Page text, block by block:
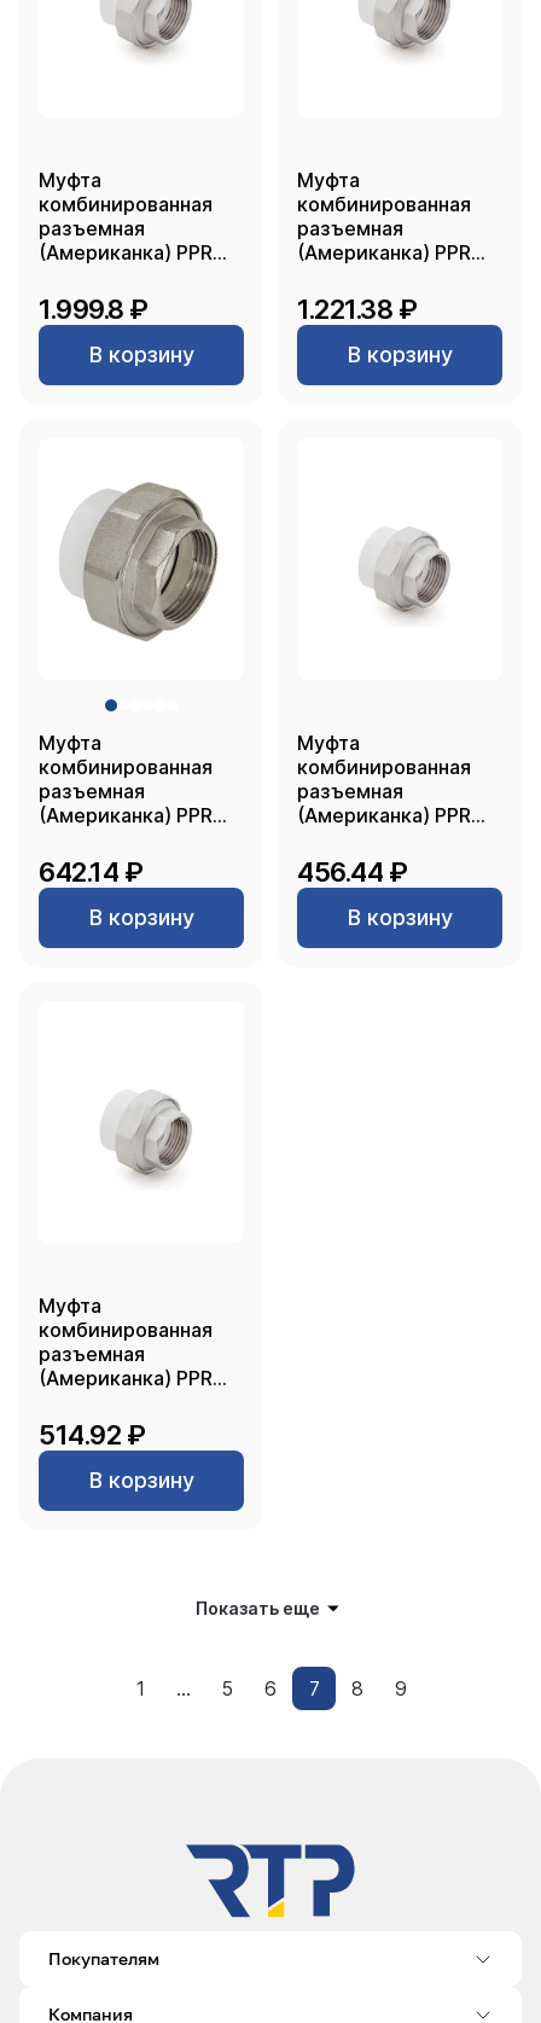
Муфта
комбинированная
разъемная
(Американка) PPR
63х2, белый, RTP
1.999.8 ₽
В корзину
Муфта
комбинированная
разъемная
(Американка) PPR
50х1 1/2, белый, RTP
1.221.38 ₽
В корзину
Муфта
комбинированная
разъемная
(Американка) PPR
40х1 1/4, белый, RTP
642.14 ₽
В корзину
Муфта
комбинированная
разъемная
(Американка) PPR
32х1" PN20 белый
РТП
456.44 ₽
В корзину
Муфта
комбинированная
разъемная
(Американка) PPR
32х1 1/4, белый, RTP
514.92 ₽
В корзину
Показать еще
1 ... 5 6 7 8 9
Покупателям
Компания